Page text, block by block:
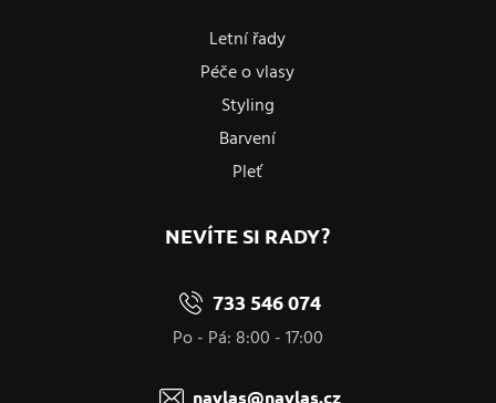
Letní řady
Péče o vlasy
Styling
Barvení
Pleť
NEVÍTE SI RADY?
733 546 074
Po - Pá: 8:00 - 17:00
navlas@navlas.cz